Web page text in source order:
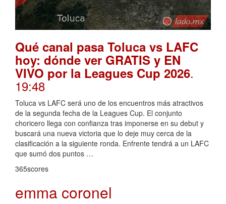
Qué canal pasa Toluca vs LAFC
hoy: dónde ver GRATIS y EN
VIVO por la Leagues Cup 2026.
19:48
Toluca vs LAFC será uno de los encuentros más atractivos
de la segunda fecha de la Leagues Cup. El conjunto
choricero llega con confianza tras imponerse en su debut y
buscará una nueva victoria que lo deje muy cerca de la
clasificación a la siguiente ronda. Enfrente tendrá a un LAFC
que sumó dos puntos …
365scores
emma coronel